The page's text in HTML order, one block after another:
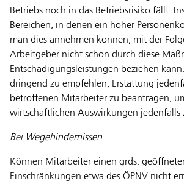
Betriebs noch in das Betriebsrisiko fällt.
Bereichen, in denen ein hoher
man dies annehmen können, mit der
Arbeitgeber nicht schon durch diese
Entschädigungsleistungen beziehen
dringend zu empfehlen, Erstattung
betroffenen Mitarbeiter zu beantragen,
wirtschaftlichen Auswirkungen jedenfalls
Bei Wegehindernissen
Können Mitarbeiter einen grds.
Einschränkungen etwa des ÖPNV nicht